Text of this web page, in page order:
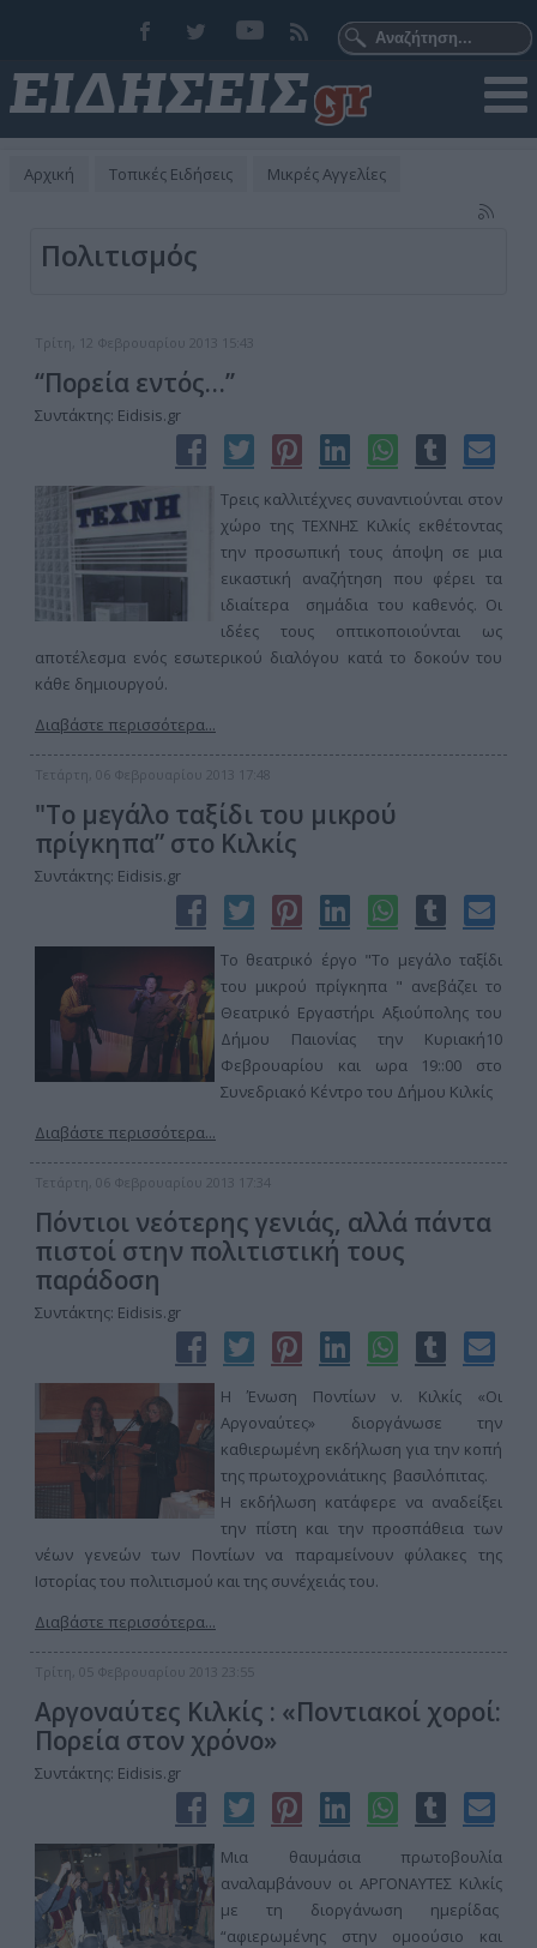
Αρχική Τοπικές Ειδήσεις Μικρές Αγγελίες
Πολιτισμός
Τρίτη, 12 Φεβρουαρίου 2013 15:43
‘‘Πορεία εντός…’’
Συντάκτης: Eidisis.gr
Τρεις καλλιτέχνες συναντιούνται στον
χώρο της ΤΕΧΝΗΣ Κιλκίς εκθέτοντας
την προσωπική τους άποψη σε μια
εικαστική αναζήτηση που φέρει τα
ιδιαίτερα σημάδια του καθενός. Οι
ιδέες τους οπτικοποιούνται ως
αποτέλεσμα ενός εσωτερικού διαλόγου κατά το δοκούν του
κάθε δημιουργού.
Διαβάστε περισσότερα...
Τετάρτη, 06 Φεβρουαρίου 2013 17:48
"Το μεγάλο ταξίδι του μικρού
πρίγκηπα” στο Κιλκίς
Συντάκτης: Eidisis.gr
Το θεατρικό έργο "Το μεγάλο ταξίδι
του μικρού πρίγκηπα " ανεβάζει το
Θεατρικό Εργαστήρι Αξιούπολης του
Δήμου Παιονίας την Κυριακή10
Φεβρουαρίου και ωρα 19::00 στο
Συνεδριακό Κέντρο του Δήμου Κιλκίς
Διαβάστε περισσότερα...
Τετάρτη, 06 Φεβρουαρίου 2013 17:34
Πόντιοι νεότερης γενιάς, αλλά πάντα
πιστοί στην πολιτιστική τους
παράδοση
Συντάκτης: Eidisis.gr
Η Ένωση Ποντίων ν. Κιλκίς «Οι
Αργοναύτες» διοργάνωσε την
καθιερωμένη εκδήλωση για την κοπή
της πρωτοχρονιάτικης βασιλόπιτας.
Η εκδήλωση κατάφερε να αναδείξει
την πίστη και την προσπάθεια των
νέων γενεών των Ποντίων να παραμείνουν φύλακες της
Ιστορίας του πολιτισμού και της συνέχειάς του.
Διαβάστε περισσότερα...
Τρίτη, 05 Φεβρουαρίου 2013 23:55
Αργοναύτες Κιλκίς : «Ποντιακοί χοροί:
Πορεία στον χρόνο»
Συντάκτης: Eidisis.gr
Μια θαυμάσια πρωτοβουλία
αναλαμβάνουν οι ΑΡΓΟΝΑΥΤΕΣ Κιλκίς
με τη διοργάνωση ημερίδας
“αφιερωμένης στην ομοούσιο και